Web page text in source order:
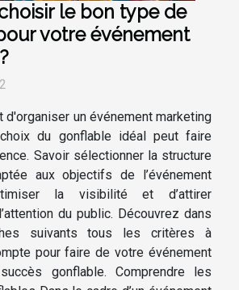
le bon type de
votre événement
d'organiser un événement marketing
du gonflable idéal peut faire
Savoir sélectionner la structure
aux objectifs de l’événement
la visibilité et d’attirer
du public. Découvrez dans
suivants tous les critères à
pour faire de votre événement
gonflable. Comprendre les